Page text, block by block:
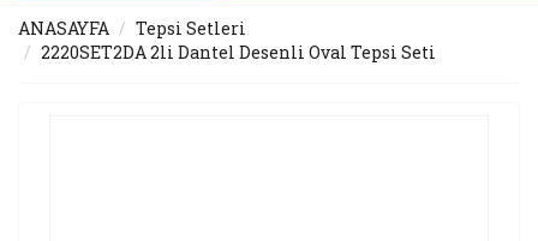
ANASAYFA
Tepsi Setleri
2220SET2DA 2li Dantel Desenli Oval Tepsi Seti